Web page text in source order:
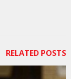
RELATED POSTS